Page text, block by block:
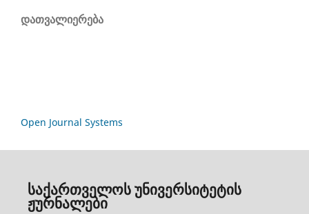
დათვალიერება
Open Journal Systems
საქართველოს უნივერსიტეტის
ჟურნალები